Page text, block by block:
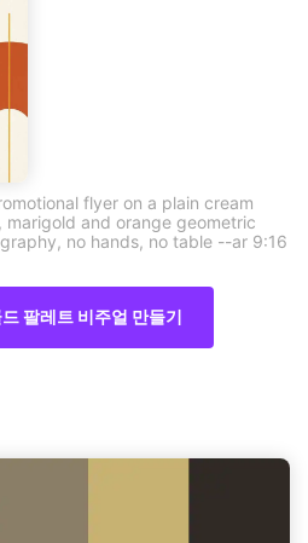
flyer on a plain cream
and orange geometric
no hands, no table --ar 9:16
팔레트 비주얼 만들기